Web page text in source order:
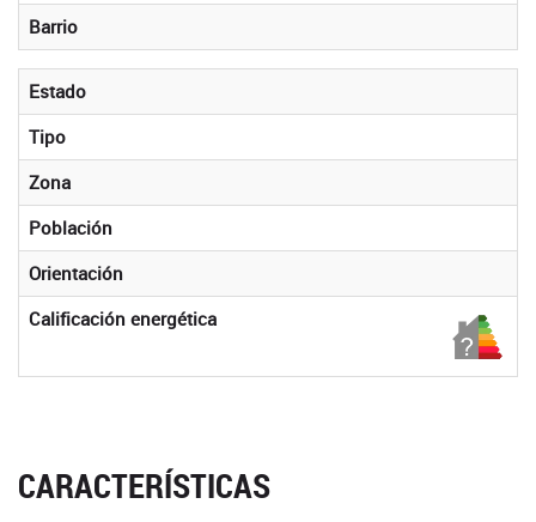
Barrio
Estado
Tipo
Zona
Población
Orientación
Calificación energética
CARACTERÍSTICAS